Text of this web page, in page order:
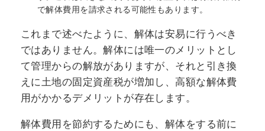
で解体費用を請求される可能性もあります。
これまで述べたように、解体は安易に行うべき
ではありません。解体には唯一のメリットとし
て管理からの解放がありますが、それと引き換
えに土地の固定資産税が増加し、高額な解体費
用がかかるデメリットが存在します。
解体費用を節約するためにも、解体をする前に